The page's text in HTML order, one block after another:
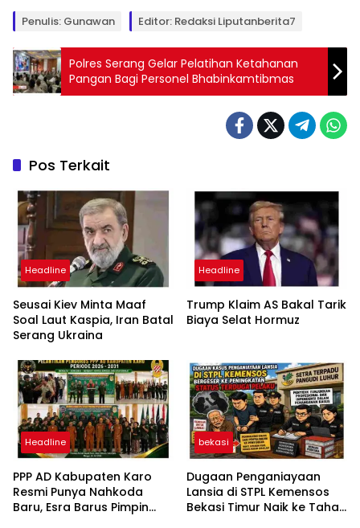
Penulis: Gunawan Editor: Redaksi Liputanberita7
Polres Serang Gelar Pelatihan Ketahanan
Pangan Bagi Personel Bhabinkamtibmas
Pos Terkait
Headline
Seusai Kiev Minta Maaf
Soal Laut Kaspia, Iran Batal
Serang Ukraina
Headline
Trump Klaim AS Bakal Tarik
Biaya Selat Hormuz
Headline
PPP AD Kabupaten Karo
Resmi Punya Nahkoda
Baru, Esra Barus Pimpin
bekasi
Dugaan Penganiayaan
Lansia di STPL Kemensos
Bekasi Timur Naik ke Tahap